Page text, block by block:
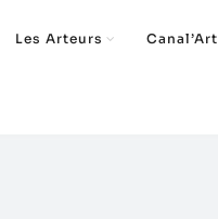
Les Arteurs Canal’Art